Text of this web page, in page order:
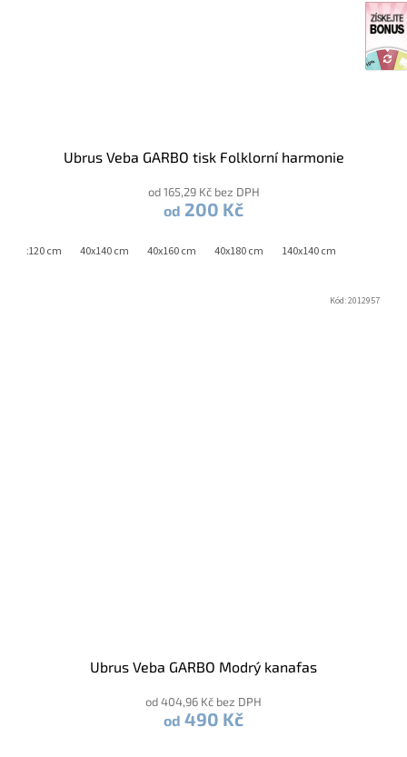
Ubrus Veba GARBO tisk Folklorní harmonie
od 165,29 Kč bez DPH
od 200 Kč
40x120 cm 40x140 cm 40x160 cm 40x180 cm 140x140 cm
Ubrus Veba GARBO Modrý kanafas
od 404,96 Kč bez DPH
od 490 Kč
Kód:2012957